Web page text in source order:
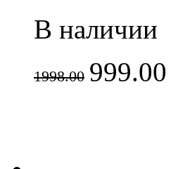
В наличии
1998.00 999.00